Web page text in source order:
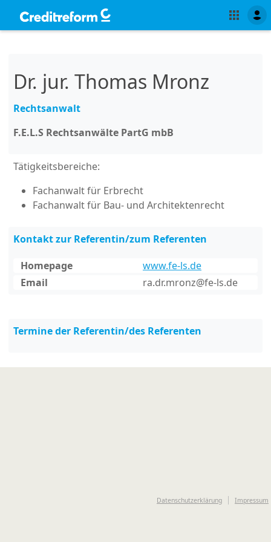
Dr. jur. Thomas Mronz
Rechtsanwalt
F.E.L.S Rechtsanwälte PartG mbB
Tätigkeitsbereiche:
Fachanwalt für Erbrecht
Fachanwalt für Bau- und Architektenrecht
Kontakt zur Referentin/zum Referenten
Homepage
www.fe-ls.de
Email
ra.dr.mronz@fe-ls.de
Termine der Referentin/des Referenten
Datenschutzerklärung Impressum